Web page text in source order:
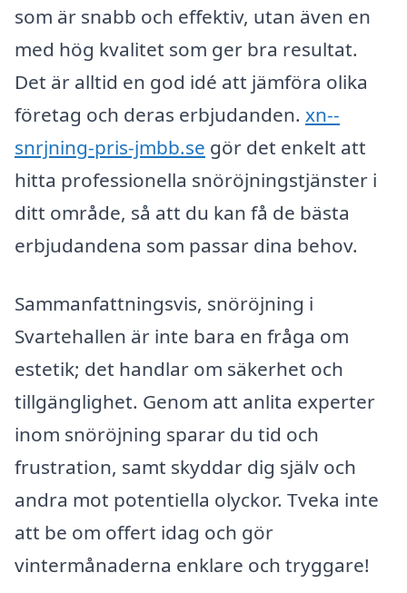
som är snabb och effektiv, utan även en
med hög kvalitet som ger bra resultat.
Det är alltid en god idé att jämföra olika
företag och deras erbjudanden. xn--
snrjning-pris-jmbb.se gör det enkelt att
hitta professionella snöröjningstjänster i
ditt område, så att du kan få de bästa
erbjudandena som passar dina behov.
Sammanfattningsvis, snöröjning i
Svartehallen är inte bara en fråga om
estetik; det handlar om säkerhet och
tillgänglighet. Genom att anlita experter
inom snöröjning sparar du tid och
frustration, samt skyddar dig själv och
andra mot potentiella olyckor. Tveka inte
att be om offert idag och gör
vintermånaderna enklare och tryggare!